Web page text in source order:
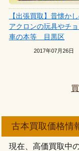
【出張買取】昔懐か
アクロンの玩具やチョ
車の本等 目黒区
2017年07月26日
古本買取価格情
現在、高価買取中